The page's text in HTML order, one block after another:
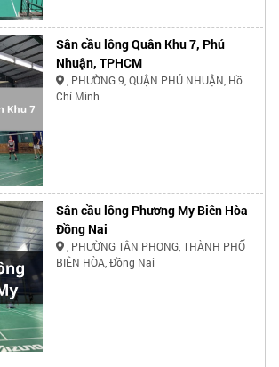
Sân cầu lông Quân Khu 7, Phú
Nhuận, TPHCM
, PHƯỜNG 9, QUẬN PHÚ NHUẬN, Hồ
Chí Minh
Sân cầu lông Phương My Biên Hòa
Đồng Nai
, PHƯỜNG TÂN PHONG, THÀNH PHỐ
BIÊN HÒA, Đồng Nai